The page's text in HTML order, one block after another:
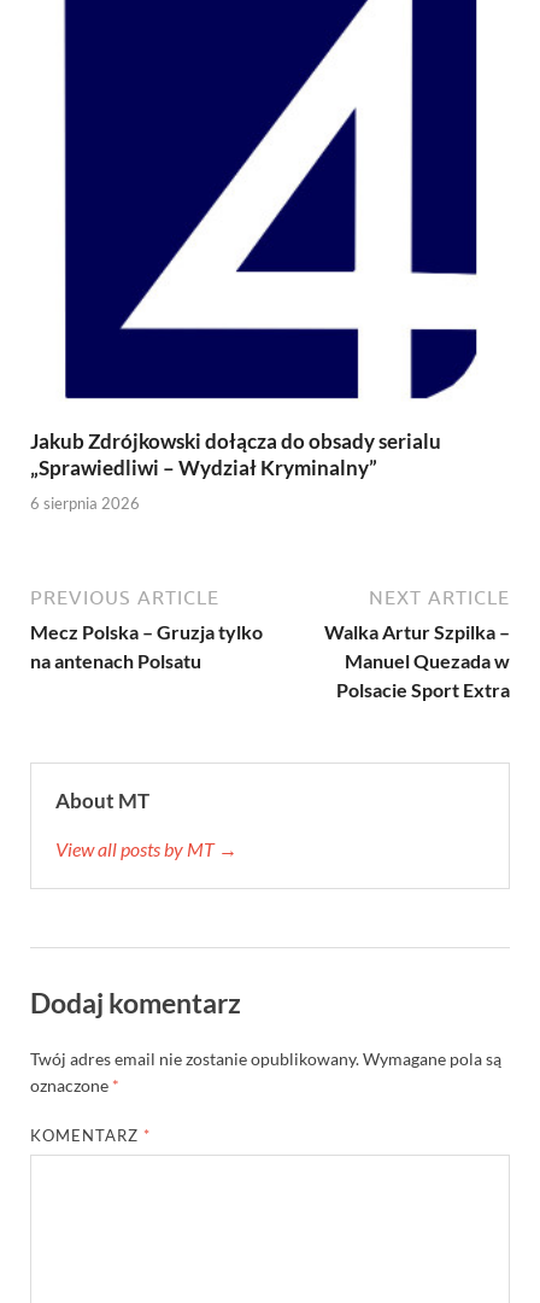
Jakub Zdrójkowski dołącza do obsady serialu
„Sprawiedliwi – Wydział Kryminalny”
6 sierpnia 2026
PREVIOUS ARTICLE
Mecz Polska – Gruzja tylko
na antenach Polsatu
NEXT ARTICLE
Walka Artur Szpilka –
Manuel Quezada w
Polsacie Sport Extra
About MT
View all posts by MT →
Dodaj komentarz
Twój adres email nie zostanie opublikowany.Wymagane pola są
oznaczone *
KOMENTARZ *